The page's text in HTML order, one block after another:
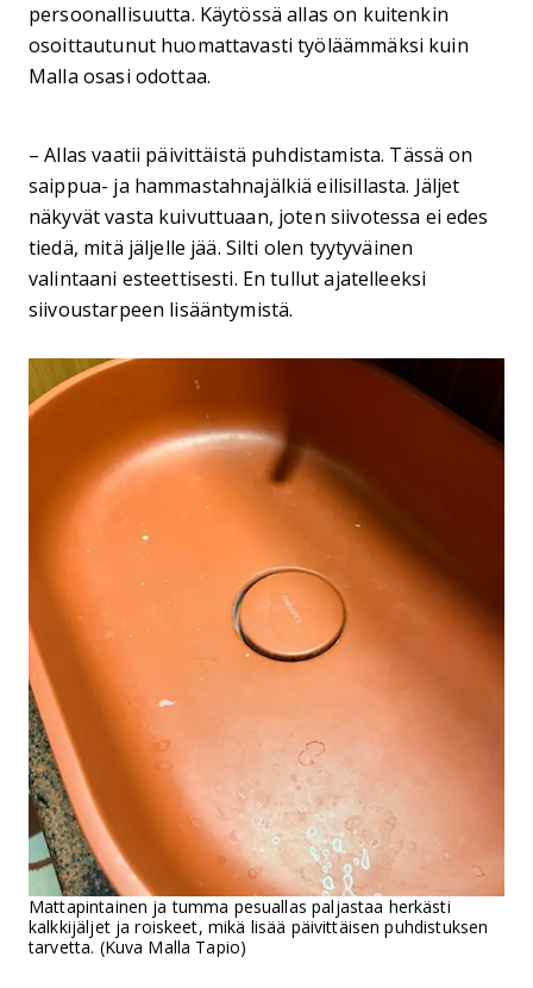
persoonallisuutta. Käytössä allas on kuitenkin
osoittautunut huomattavasti työläämmäksi kuin
Malla osasi odottaa.
– Allas vaatii päivittäistä puhdistamista. Tässä on
saippua- ja hammastahnajälkiä eilisillasta. Jäljet
näkyvät vasta kuivuttuaan, joten siivotessa ei edes
tiedä, mitä jäljelle jää. Silti olen tyytyväinen
valintaani esteettisesti. En tullut ajatelleeksi
siivoustarpeen lisääntymistä.
Mattapintainen ja tumma pesuallas paljastaa herkästi
kalkkijäljet ja roiskeet, mikä lisää päivittäisen puhdistuksen
tarvetta. (Kuva Malla Tapio)